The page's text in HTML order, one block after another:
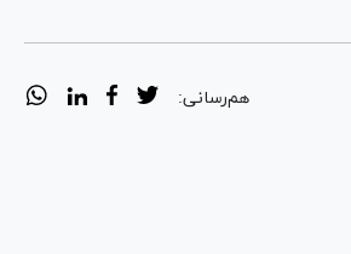
هم‌رسانی: